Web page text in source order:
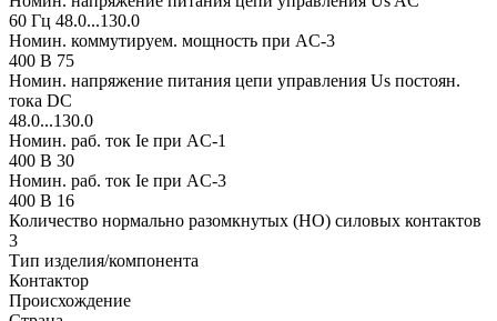
60 Гц 48.0...130.0
Номин. коммутируем. мощность при AC-3
400 В 75
Номин. напряжение питания цепи управления Us постоян.
тока DC
48.0...130.0
Номин. раб. ток Ie при AC-1
400 В 30
Номин. раб. ток Ie при AC-3
400 В 16
Количество нормально разомкнутых (НО) силовых контактов
3
Тип изделия/компонента
Контактор
Происхождение